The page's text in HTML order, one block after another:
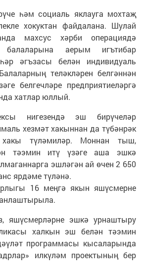
һәм социаль яклауга мохтаҗ
хокуктан файдалана. Шулай
махсус хәрби операциядә
балаларына аерым игътибар
әгъзасы белән индивидуаль
теләкләрен белгәннән
белгечләре предприятиеләргә
хатлар юллый.
нигезендә эш бирүчеләр
хезмәт хакыннан да түбәнрәк
хакы түләмиләр. Моннан тыш,
тәэмин итү үзәге аша эшкә
эшләгән ай өчен 2 650
ярдәме түләнә.
16 меңгә якын яшүсмерне
яшүсмерләрне эшкә урнаштыру
халкын эш белән тәэмин
программасы кысаларында
илкүләм проектының бер